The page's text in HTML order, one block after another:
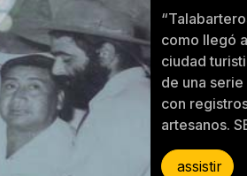
como llegó
ciudad
de una
con
artesanos.
assistir